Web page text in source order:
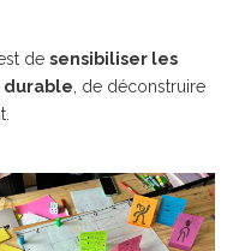
de sensibiliser les
durable , de déconstruire